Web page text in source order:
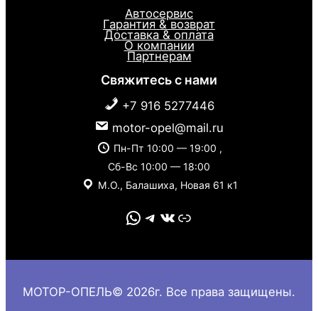
Автосервис
Гарантия & возврат
Доставка & оплата
О компании
Партнерам
Свяжитесь с нами
+7 916 5277446
motor-opel@mail.ru
Пн-Пт 10:00 — 19:00 ,
Сб-Вс 10:00 — 18:00
М.О., Балашиха, Новая 61 к1
WhatsApp Telegram VK Link
МОТОР-ОПЕЛЬ© 2026г. Все права защищены.